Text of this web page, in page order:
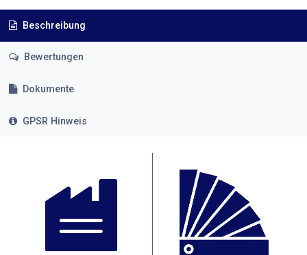
Beschreibung
Bewertungen
Dokumente
GPSR Hinweis